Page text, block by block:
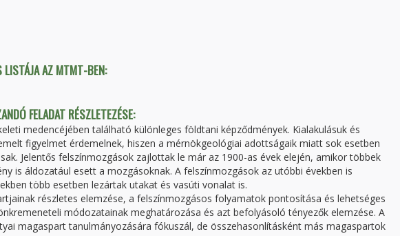
LISTÁJA AZ MTMT-BEN:
FELADAT RÉSZLETEZÉSE:
medencéjében található különleges földtani képződmények. Kialakulásuk és
figyelmet érdemelnek, hiszen a mérnökgeológiai adottságaik miatt sok esetben
Jelentős felszínmozgások zajlottak le már az 1900-as évek elején, amikor többek
is áldozatául esett a mozgásoknak. A felszínmozgások az utóbbi években is
több esetben lezártak utakat és vasúti vonalat is.
részletes elemzése, a felszínmozgásos folyamatok pontosítása és lehetséges
módozatainak meghatározása és azt befolyásoló tényezők elemzése. A
magaspart tanulmányozására fókuszál, de összehasonlításként más magaspartok